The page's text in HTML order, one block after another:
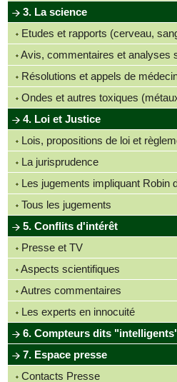
3. La science
Etudes et rapports (cerveau,
Avis, commentaires et analyses
Résolutions et appels de
Ondes et autres toxiques
4. Loi et Justice
Lois, propositions de loi et
La jurisprudence
Les jugements impliquant Robin
Tous les jugements
5. Conflits d'intérêt
Presse et TV
Aspects scientifiques
Autres commentaires
Les experts en innocuité
6. Compteurs dits
7. Espace presse
Contacts Presse